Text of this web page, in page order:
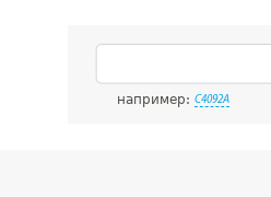
например: C4092A